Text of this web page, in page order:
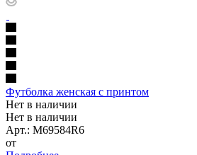
Футболка женская с принтом
Нет в наличии
Нет в наличии
Арт.: M69584R6
от